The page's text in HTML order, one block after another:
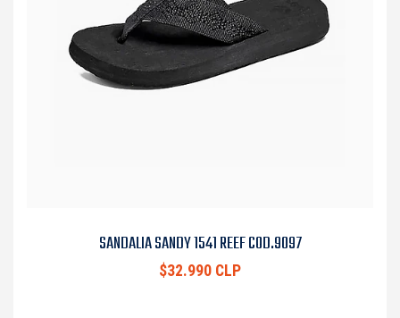
SANDALIA SANDY 1541 REEF COD.9097
$32.990 CLP